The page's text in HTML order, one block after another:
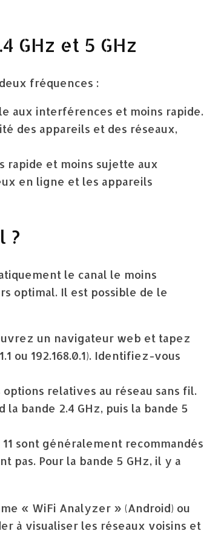
GHz et 5 GHz
fréquences :
aux interférences et moins rapide.
des appareils et des réseaux,
rapide et moins sujette aux
en ligne et les appareils
?
le canal le moins
optimal. Il est possible de le
un navigateur web et tapez
ou 192.168.0.1). Identifiez-vous
relatives au réseau sans fil.
la bande 2.4 GHz, puis la bande 5
11 sont généralement recommandés
pas. Pour la bande 5 GHz, il y a
« WiFi Analyzer » (Android) ou
à visualiser les réseaux voisins et